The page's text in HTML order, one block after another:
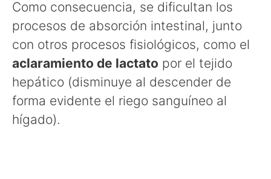
Como consecuencia, se dificultan los
procesos de absorción intestinal, junto
con otros procesos fisiológicos, como el
aclaramiento de lactato por el tejido
hepático (disminuye al descender de
forma evidente el riego sanguíneo al
hígado).